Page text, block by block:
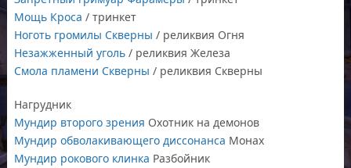
Мощь Кроса / тринкет
Ноготь громилы Скверны / реликвия Огня
Незажженный уголь / реликвия Железа
Смола пламени Скверны / реликвия Скверны
Нагрудник
Мундир второго зрения Охотник на демонов
Мундир обволакивающего диссонанса Монах
Мундир рокового клинка Разбойник